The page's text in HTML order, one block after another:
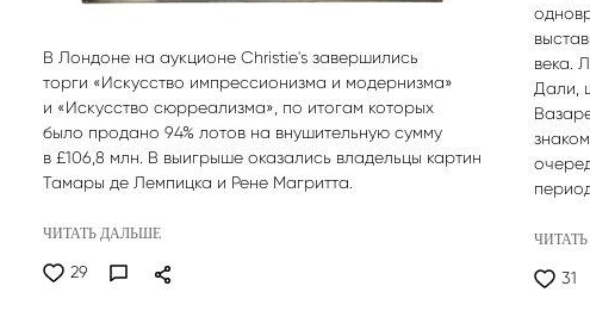
В Лондоне на аукционе Christie's завершились
торги «Искусство импрессионизма и модернизма»
и «Искусство сюрреализма», по итогам которых
было продано 94% лотов на внушительную сумму
в £106,8 млн. В выигрыше оказались владельцы картин
Тамары де Лемпицка и Рене Магритта.
ЧИТАТЬ ДАЛЬШЕ
29
века.
Дали,
31